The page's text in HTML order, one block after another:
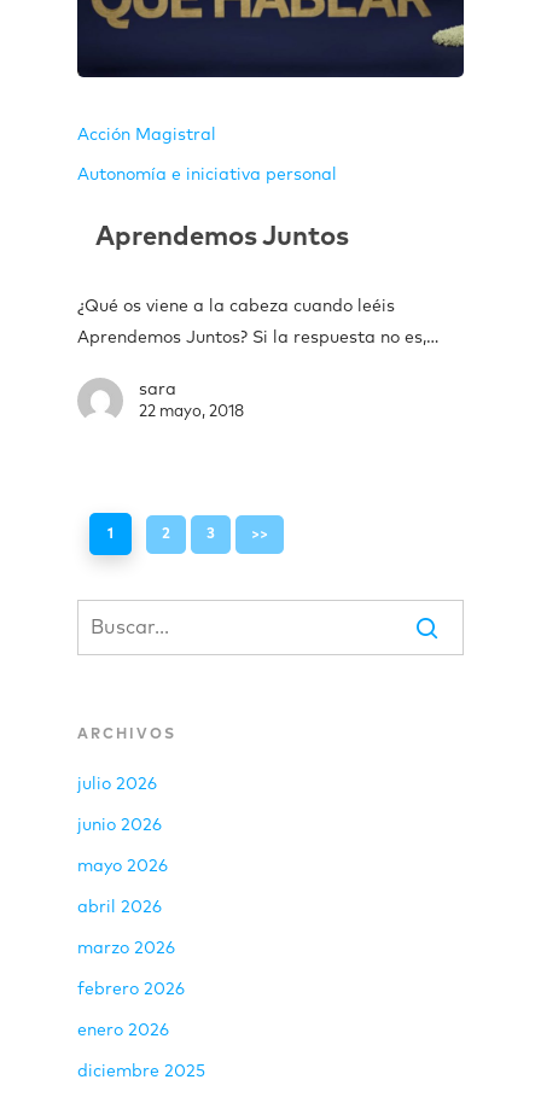
Acción Magistral
Autonomía e iniciativa personal
Aprendemos Juntos
¿Qué os viene a la cabeza cuando leéis
Aprendemos Juntos? Si la respuesta no es,…
sara
22 mayo, 2018
1 2 3 >>
ARCHIVOS
julio 2026
junio 2026
mayo 2026
abril 2026
marzo 2026
febrero 2026
enero 2026
diciembre 2025